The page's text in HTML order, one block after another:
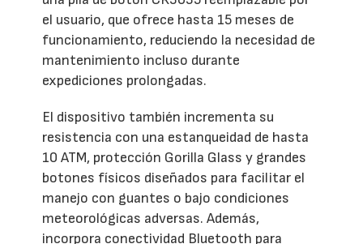
el usuario, que ofrece hasta 15 meses de
funcionamiento, reduciendo la necesidad de
mantenimiento incluso durante
expediciones prolongadas.
El dispositivo también incrementa su
resistencia con una estanqueidad de hasta
10 ATM, protección Gorilla Glass y grandes
botones físicos diseñados para facilitar el
manejo con guantes o bajo condiciones
meteorológicas adversas. Además,
incorpora conectividad Bluetooth para